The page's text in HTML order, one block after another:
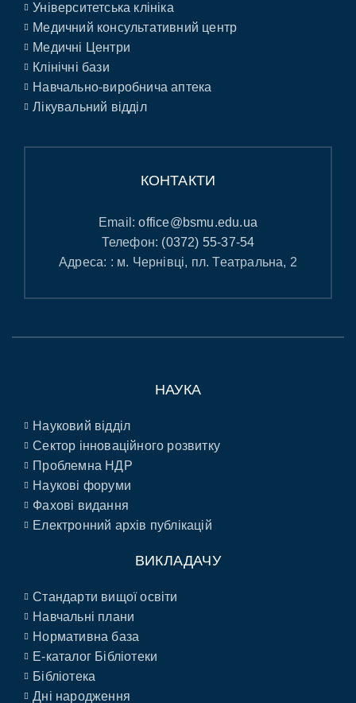
Університетська клініка
Медичний консультативний центр
Медичні Центри
Клінічні бази
Навчально-виробнича аптека
Лікувальний відділ
КОНТАКТИ
Email:office@bsmu.edu.ua
Телефон: (0372) 55-37-54
Адреса: : м. Чернівці, пл. Театральна, 2
НАУКА
Науковий відділ
Сектор інноваційного розвитку
Проблемна НДР
Наукові форуми
Фахові видання
Електронний архів публікацій
ВИКЛАДАЧУ
Стандарти вищої освіти
Навчальні плани
Нормативна база
E-каталог Бібліотеки
Бібліотека
Дні народження